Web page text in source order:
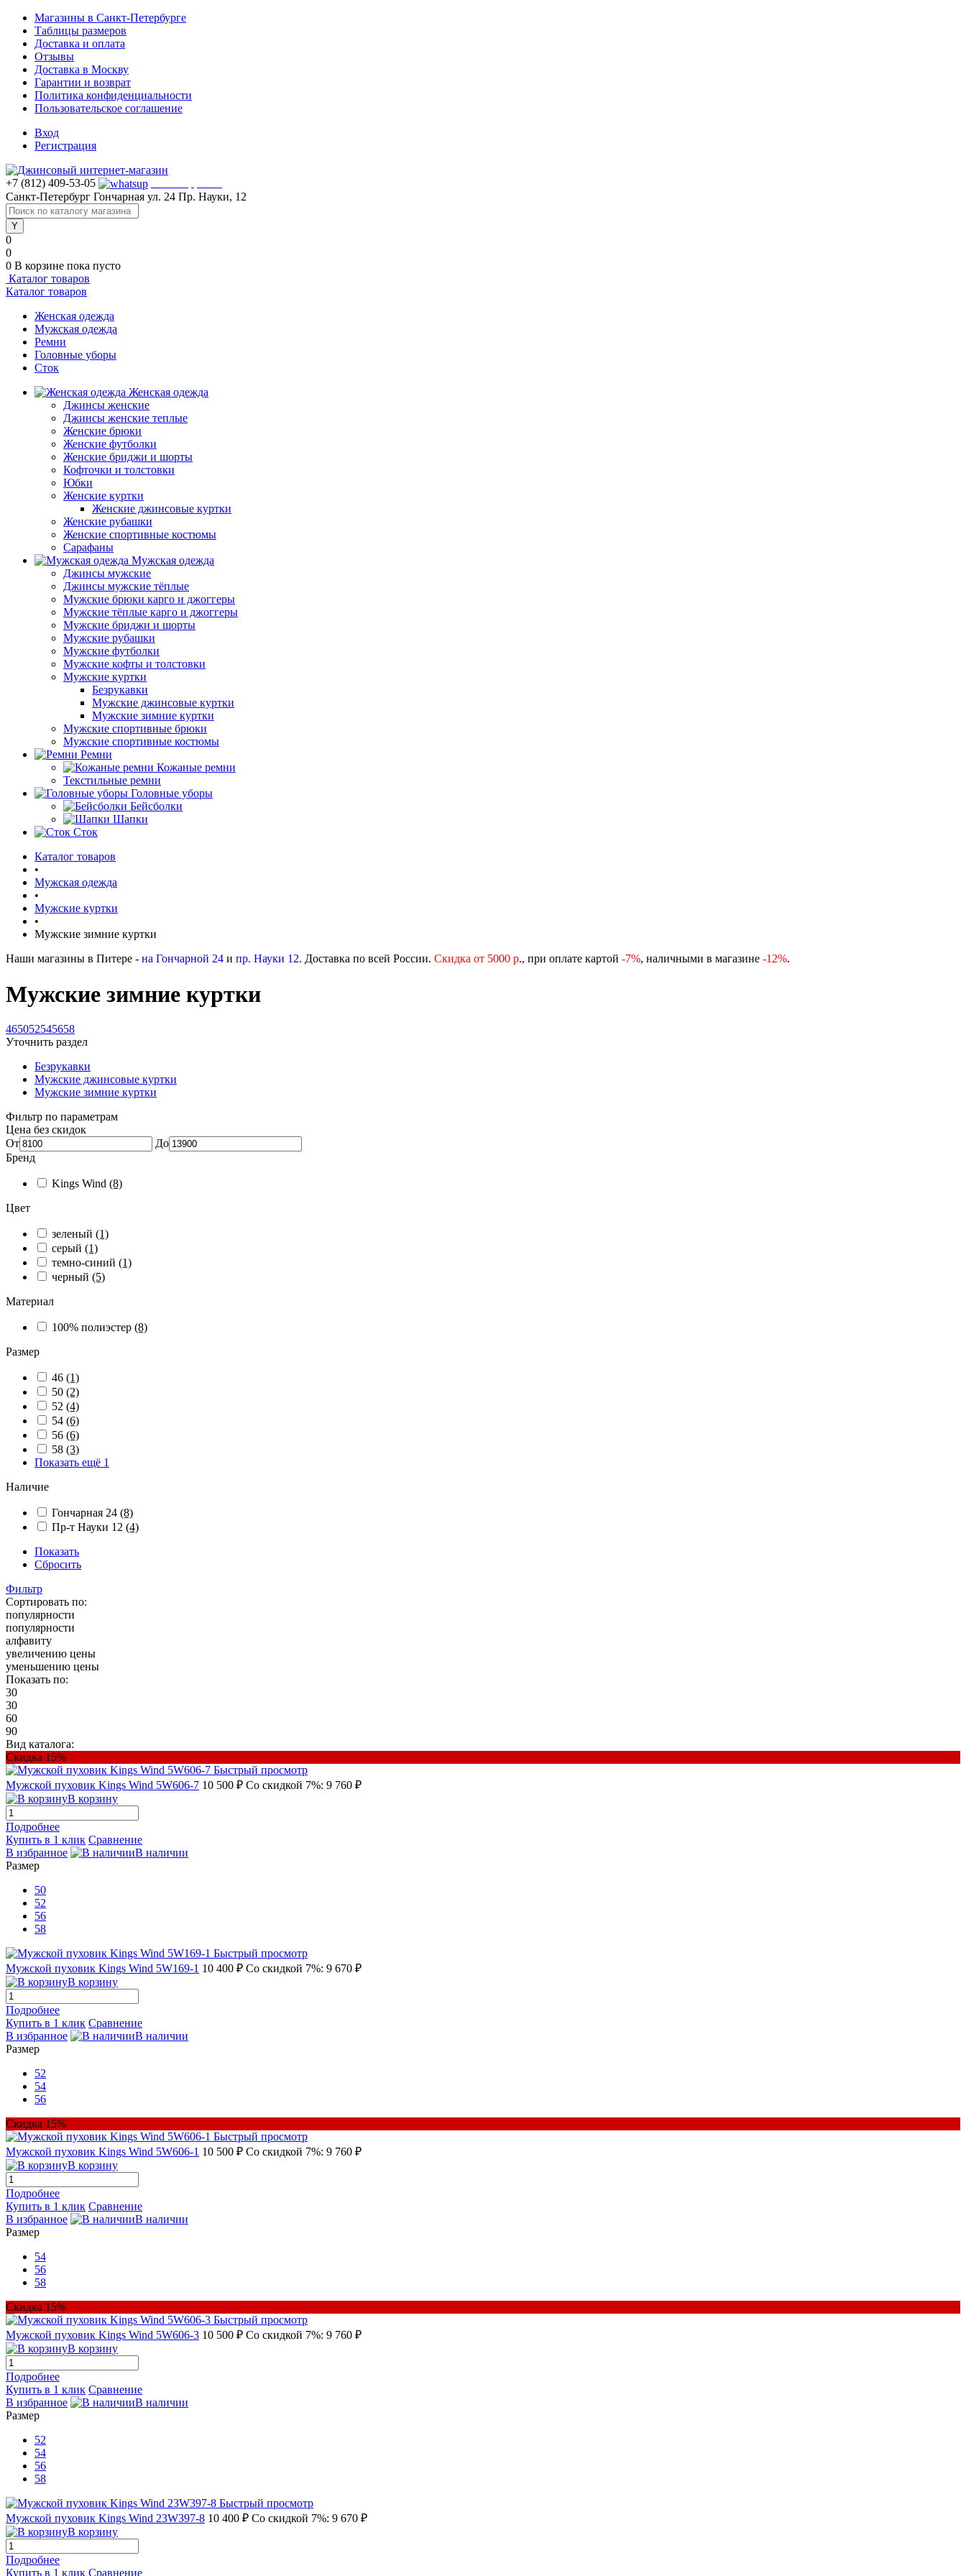
Магазины в Санкт-Петербурге
Таблицы размеров
Доставка и оплата
Отзывы
Доставка в Москву
Гарантии и возврат
Политика конфиденциальности
Пользовательское соглашение
Вход
Регистрация
+7 (812) 409-53-05
Санкт-Петербург Гончарная ул. 24 Пр. Науки, 12
0
0
0 В корзине пока пусто
Каталог товаров
Каталог товаров
Женская одежда
Мужская одежда
Ремни
Головные уборы
Сток
Женская одежда
Джинсы женские
Джинсы женские теплые
Женские брюки
Женские футболки
Женские бриджи и шорты
Кофточки и толстовки
Юбки
Женские куртки
Женские джинсовые куртки
Женские рубашки
Женские спортивные костюмы
Сарафаны
Мужская одежда
Джинсы мужские
Джинсы мужские тёплые
Мужские брюки карго и джоггеры
Мужские тёплые карго и джоггеры
Мужские бриджи и шорты
Мужские рубашки
Мужские футболки
Мужские кофты и толстовки
Мужские куртки
Безрукавки
Мужские джинсовые куртки
Мужские зимние куртки
Мужские спортивные брюки
Мужские спортивные костюмы
Ремни
Кожаные ремни
Текстильные ремни
Головные уборы
Бейсболки
Шапки
Сток
Каталог товаров
•
Мужская одежда
•
Мужские куртки
•
Мужские зимние куртки
Наши магазины в Питере - на Гончарной 24 и пр. Науки 12. Доставка по всей России. Скидка от 5000 р., при оплате картой -7%, наличными в магазине -12%.
Мужские зимние куртки
465052545658
Уточнить раздел
Безрукавки
Мужские джинсовые куртки
Мужские зимние куртки
Фильтр по параметрам
Цена без скидок
От
До
Бренд
Kings Wind (8)
Цвет
зеленый (1)
серый (1)
темно-синий (1)
черный (5)
Материал
100% полиэстер (8)
Размер
46 (1)
50 (2)
52 (4)
54 (6)
56 (6)
58 (3)
Показать ещё 1
Наличие
Гончарная 24 (8)
Пр-т Науки 12 (4)
Показать
Сбросить
Фильтр
Сортировать по:
популярности
популярности
алфавиту
увеличению цены
уменьшению цены
Показать по:
30
30
60
90
Вид каталога:
Скидка 15%
Быстрый просмотр
Мужской пуховик Kings Wind 5W606-7 10 500 ₽ Со скидкой 7%: 9 760 ₽
В корзину
Подробнее
Купить в 1 клик Сравнение
В избранное
В наличии
Размер
50
52
56
58
Быстрый просмотр
Мужской пуховик Kings Wind 5W169-1 10 400 ₽ Со скидкой 7%: 9 670 ₽
В корзину
Подробнее
Купить в 1 клик Сравнение
В избранное
В наличии
Размер
52
54
56
Скидка 15%
Быстрый просмотр
Мужской пуховик Kings Wind 5W606-1 10 500 ₽ Со скидкой 7%: 9 760 ₽
В корзину
Подробнее
Купить в 1 клик Сравнение
В избранное
В наличии
Размер
54
56
58
Скидка 15%
Быстрый просмотр
Мужской пуховик Kings Wind 5W606-3 10 500 ₽ Со скидкой 7%: 9 760 ₽
В корзину
Подробнее
Купить в 1 клик Сравнение
В избранное
В наличии
Размер
52
54
56
58
Быстрый просмотр
Мужской пуховик Kings Wind 23W397-8 10 400 ₽ Со скидкой 7%: 9 670 ₽
В корзину
Подробнее
Купить в 1 клик Сравнение